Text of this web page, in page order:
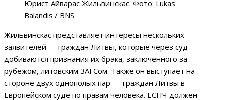
Юрист Айварас Жильвинскас. Фото: Lukas
Balandis / BNS
Жильвинскас представляет интересы нескольких
заявителей — граждан Литвы, которые через суд
добиваются признания их брака, заключенного за
рубежом, литовским ЗАГСом. Также он выступает на
стороне двух однополых пар — граждан Литвы в
Европейском суде по правам человека. ЕСПЧ должен